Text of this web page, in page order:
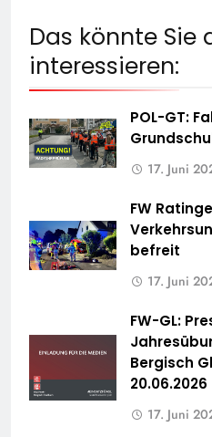
Das könnte Sie
interessieren:
POL-GT:
17. Juni
FW
befreit
17. Juni
FW-GL:
Bergisch
20.06.2026
17. Juni